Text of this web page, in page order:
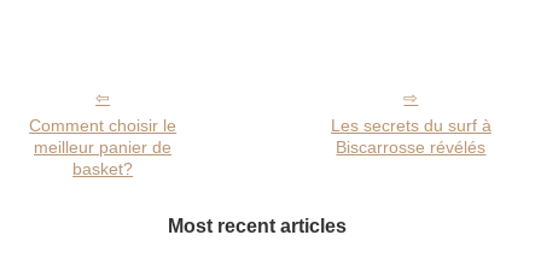
Comment choisir le
meilleur panier de
basket?
Les secrets du surf à
Biscarrosse révélés
Most recent articles